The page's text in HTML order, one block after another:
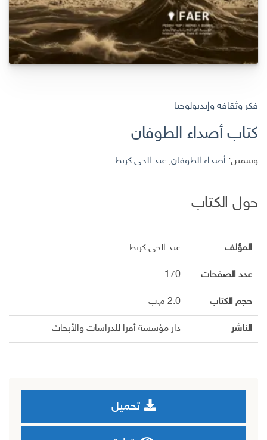
فكر وثقافة وإيديولوجيا
كتاب أصداء الطوفان
وسمين: أصداء الطوفان, عبد الحي كريط
حول الكتاب
المؤلف عبد الحي كريط
عدد الصفحات 170
حجم الكتاب 2.0 م.ب
الناشر دار مؤسسة أفرا للدراسات والأبحاث
تحميل